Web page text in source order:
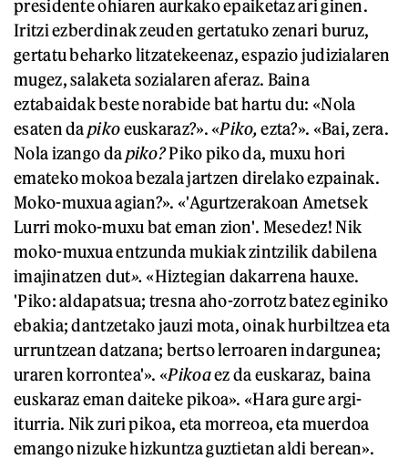
presidente ohiaren aurkako epaiketaz ari ginen.
Iritzi ezberdinak zeuden gertatuko zenari buruz,
gertatu beharko litzatekeenaz, espazio judizialaren
mugez, salaketa sozialaren aferaz. Baina
eztabaidak beste norabide bat hartu du: «Nola
esaten dapikoeuskaraz?». «Piko,ezta?». «Bai, zera.
Nola izango dapiko?Piko piko da, muxu hori
emateko mokoa bezala jartzen direlako ezpainak.
Moko-muxua agian?». «'Agurtzerakoan Ametsek
Lurri moko-muxu bat eman zion'. Mesedez! Nik
moko-muxua entzunda mukiak zintzilik dabilena
imajinatzen dut». «Hiztegian dakarrena hauxe.
'Piko: aldapatsua; tresna aho-zorrotz batez eginiko
ebakia; dantzetako jauzi mota, oinak hurbiltzea eta
urruntzean datzana; bertso lerroaren indargunea;
uraren korrontea'». «Pikoaez da euskaraz, baina
euskaraz eman daiteke pikoa». «Hara gure argi-
iturria. Nik zuri pikoa, eta morreoa, eta muerdoa
emango nizuke hizkuntza guztietan aldi berean».